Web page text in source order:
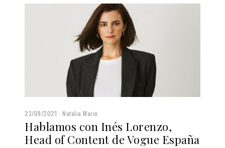
23/09/2021 Natalia Marin
Hablamos con Inés Lorenzo,
Head of Content de Vogue España